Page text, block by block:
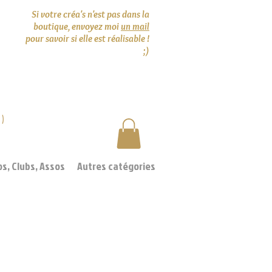
Si votre créa's n'est pas dans la
boutique, envoyez moiun mail
pour savoir si elle est réalisable !
;)
Clubs, Assos Autres catégories